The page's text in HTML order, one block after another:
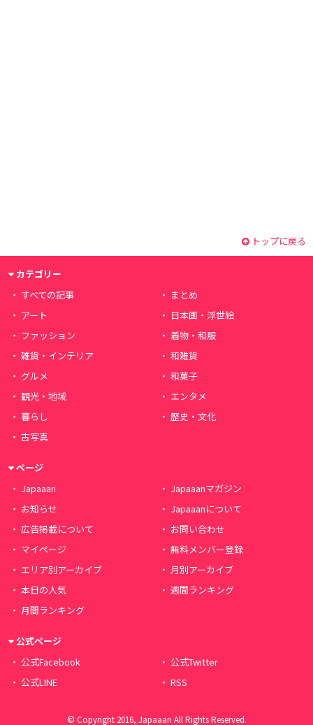
トップに戻る
カテゴリー
すべての記事
まとめ
アート
日本画・浮世絵
ファッション
着物・和服
雑貨・インテリア
和雑貨
グルメ
和菓子
観光・地域
エンタメ
暮らし
歴史・文化
古写真
ページ
Japaaan
Japaaanマガジン
お知らせ
Japaaanについて
広告掲載について
お問い合わせ
マイページ
無料メンバー登録
エリア別アーカイブ
月別アーカイブ
本日の人気
週間ランキング
月間ランキング
公式ページ
公式Facebook
公式Twitter
公式LINE
RSS
© Copyright 2016, Japaaan All Rights Reserved.